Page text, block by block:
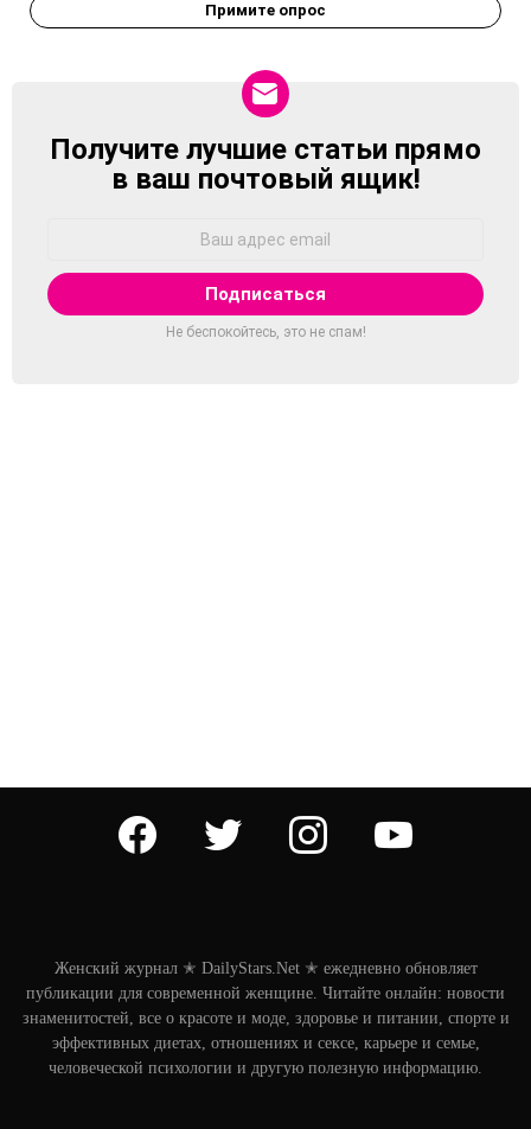
Примите опрос
NEWSLETTER
Получите лучшие статьи прямо
в ваш почтовый ящик!
Не беспокойтесь, это не спам!
facebook twitter instagram youtube
Женский журнал ✭ DailyStars.Net ✭ ежедневно обновляет
публикации для современной женщине. Читайте онлайн: новости
знаменитостей, все о красоте и моде, здоровье и питании, спорте и
эффективных диетах, отношениях и сексе, карьере и семье,
человеческой психологии и другую полезную информацию.